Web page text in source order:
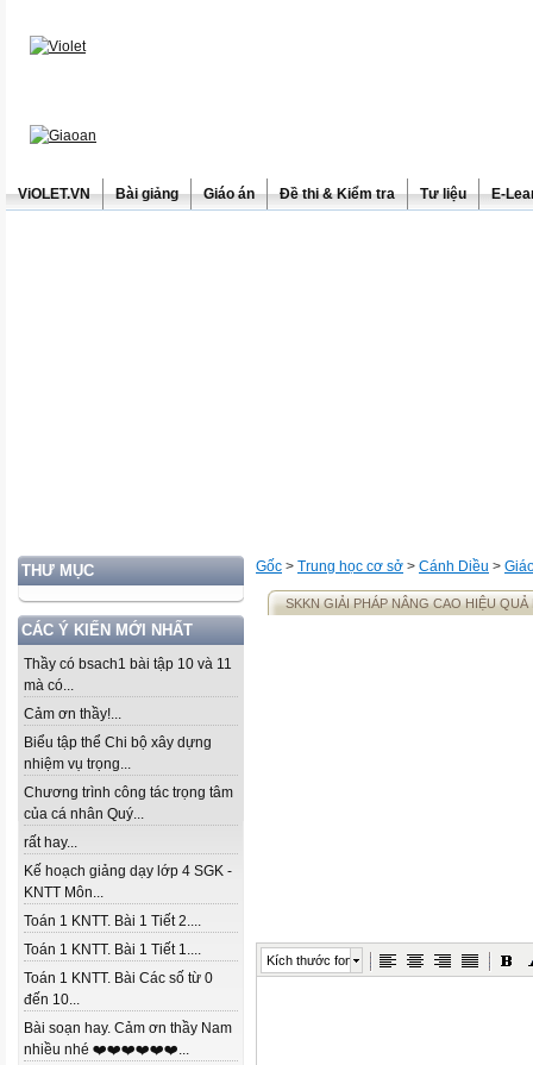
ViOLET.VN Bài giảng Giáo án Đề thi & Kiểm tra Tư liệu E-
THƯ MỤC
CÁC Ý KIẾN MỚI NHẤT
Thầy có bsach1 bài tập 10 và 11
mà có...
Cảm ơn thầy!...
Biểu tập thể Chi bộ xây dựng
nhiệm vụ trọng...
Chương trình công tác trọng tâm
của cá nhân Quý...
rất hay...
Kế hoạch giảng dạy lớp 4 SGK -
KNTT Môn...
Toán 1 KNTT. Bài 1 Tiết 2....
Toán 1 KNTT. Bài 1 Tiết 1....
Toán 1 KNTT. Bài Các số từ 0
đến 10...
Bài soạn hay. Cảm ơn thầy Nam
nhiều nhé ❤️❤️❤️❤️❤️❤️...
Gốc > Trung học cơ sở > Cánh Diều >
SKKN GIẢI PHÁP NÂNG CAO HIỆU
Kích thước font